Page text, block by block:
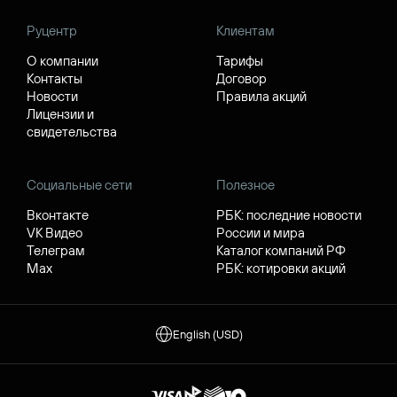
Руцентр
О компании
Контакты
Новости
Лицензии и
свидетельства
Клиентам
Тарифы
Договор
Правила акций
Социальные сети
Вконтакте
VK Видео
Телеграм
Max
Полезное
РБК: последние новости
России и мира
Каталог компаний РФ
РБК: котировки акций
English (USD)